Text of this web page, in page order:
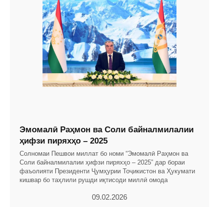
Эмомалӣ Раҳмон ва Соли байналмилалии
ҳифзи пиряхҳо – 2025
Солномаи Пешвои миллат бо номи “Эмомалӣ Раҳмон ва
Соли байналмилалии ҳифзи пиряхҳо – 2025” дар бораи
фаъолияти Президенти Ҷумҳурии Тоҷикистон ва Ҳукумати
кишвар бо таҳлили рушди иқтисоди миллӣ омода
09.02.2026